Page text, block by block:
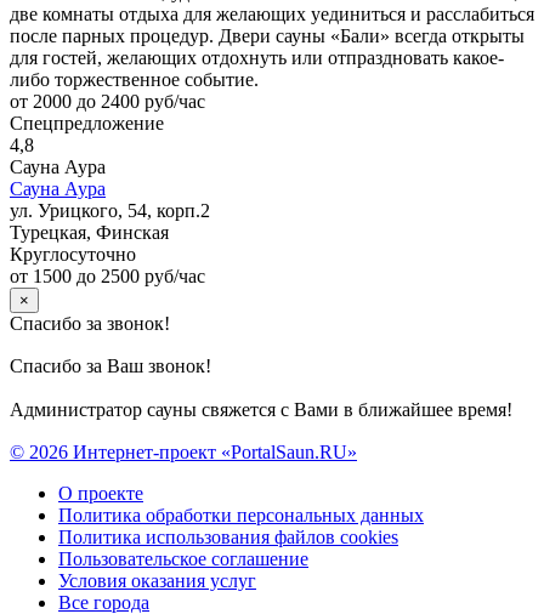
две комнаты отдыха для желающих уединиться и расслабиться
после парных процедур. Двери сауны «Бали» всегда открыты
для гостей, желающих отдохнуть или отпраздновать какое-
либо торжественное событие.
от 2000 до 2400 руб/час
Спецпредложение
4,8
Сауна Аура
Сауна Аура
ул. Урицкого, 54, корп.2
Турецкая, Финская
Круглосуточно
от 1500 до 2500 руб/час
×
Спасибо за звонок!
Спасибо за Ваш звонок!
Администратор сауны свяжется с Вами в ближайшее время!
© 2026 Интернет-проект «PortalSaun.RU»
О проекте
Политика обработки персональных данных
Политика использования файлов cookies
Пользовательское соглашение
Условия оказания услуг
Все города